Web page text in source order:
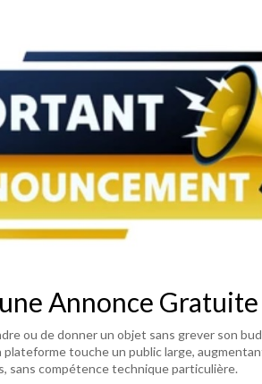
Annonce Gratuite
ou de donner un objet sans grever son
touche un public large,
sans compétence technique particulière.